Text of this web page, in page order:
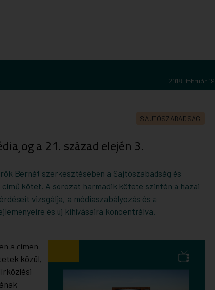
2018. február
SAJTÓSZABADSÁG
a 21. század elején 3.
Bernát szerkesztésében a Sajtószabadság és
című kötet. A sorozat harmadik kötete szintén a hazai
vizsgálja, a médiaszabályozás és a
és új kihívásaira koncentrálva.
a címen,
közül,